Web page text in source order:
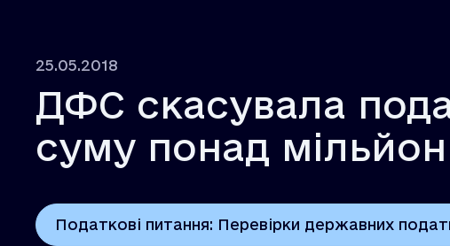
Відгуки
Вакансії
Декларація
25.05.2018
ДФС скасувала
суму понад
Податкові питання: Перевірки державних